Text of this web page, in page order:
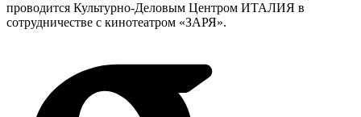
проводится Культурно-Деловым Центром ИТАЛИЯ в
сотрудничестве с кинотеатром «ЗАРЯ».